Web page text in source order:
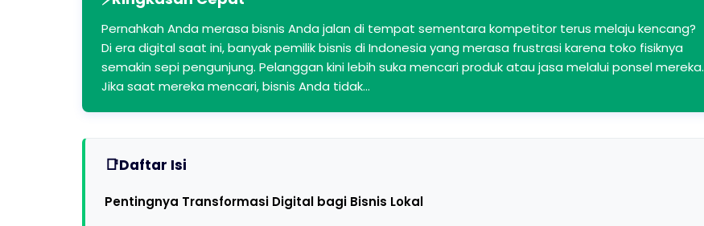
Pernahkah Anda merasa bisnis Anda jalan di tempat sementara kompetitor terus melaju kencang?
Di era digital saat ini, banyak pemilik bisnis di Indonesia yang merasa frustrasi karena toko fisiknya
semakin sepi pengunjung. Pelanggan kini lebih suka mencari produk atau jasa melalui ponsel mereka.
Jika saat mereka mencari, bisnis Anda tidak…
Daftar Isi
Pentingnya Transformasi Digital bagi Bisnis Lokal